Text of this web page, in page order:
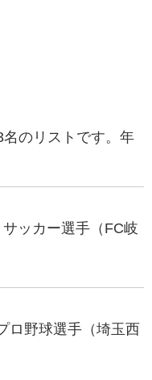
のリストです。年
ッカー選手（FC岐
ロ野球選手（埼玉西